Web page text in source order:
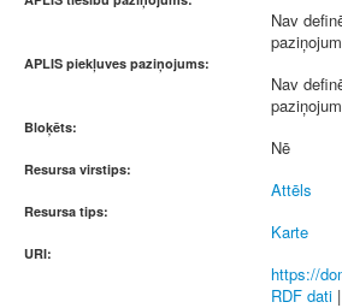
Nav
APLIS piekļuves paziņojums:
Nav
Bloķēts:
Nē
Resursa virstips:
Attēls
Resursa tips:
Karte
URI:
https://
RDF dati |